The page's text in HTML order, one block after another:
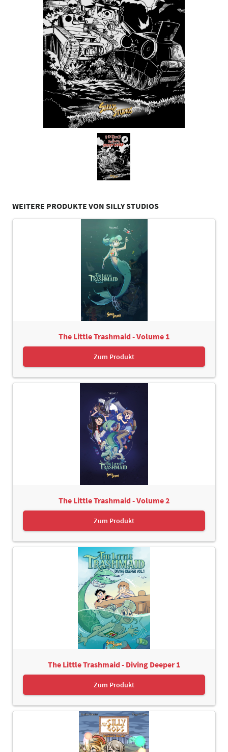
WEITERE PRODUKTE VON SILLY STUDIOS
The Little Trashmaid - Volume 1
Zum Produkt
The Little Trashmaid - Volume 2
Zum Produkt
The Little Trashmaid - Diving Deeper 1
Zum Produkt